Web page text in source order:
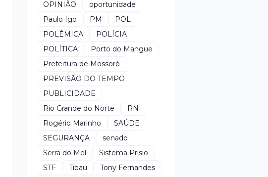
OPINIÃO
oportunidade
Paulo Igo
PM
POL
POLÊMICA
POLÍCIA
POLÍTICA
Porto do Mangue
Prefeitura de Mossoró
PREVISÃO DO TEMPO
PUBLICIDADE
Rio Grande do Norte
RN
Rogério Marinho
SAÚDE
SEGURANÇA
senado
Serra do Mel
Sistema Prisio
STF
Tibau
Tony Fernandes